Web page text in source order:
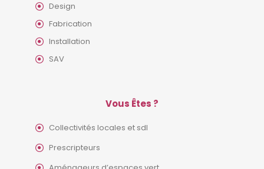
Design
Fabrication
Installation
SAV
Vous Êtes ?
Collectivités locales et sdl
Prescripteurs